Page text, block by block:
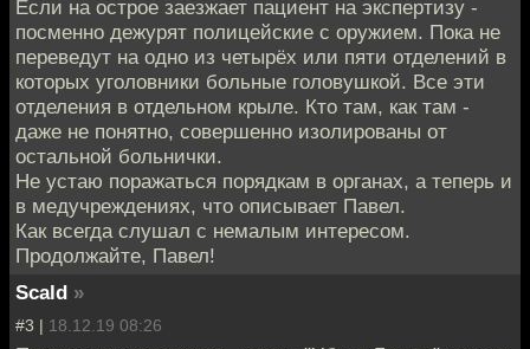
Если на острое заезжает пациент на экспертизу -
посменно дежурят полицейские с оружием. Пока не
переведут на одно из четырёх или пяти отделений в
которых уголовники больные головушкой. Все эти
отделения в отдельном крыле. Кто там, как там -
даже не понятно, совершенно изолированы от
остальной больнички.
Не устаю поражаться порядкам в органах, а теперь и
в медучреждениях, что описывает Павел.
Как всегда слушал с немалым интересом.
Продолжайте, Павел!
Scald »
#3 | 18.12.19 08:26